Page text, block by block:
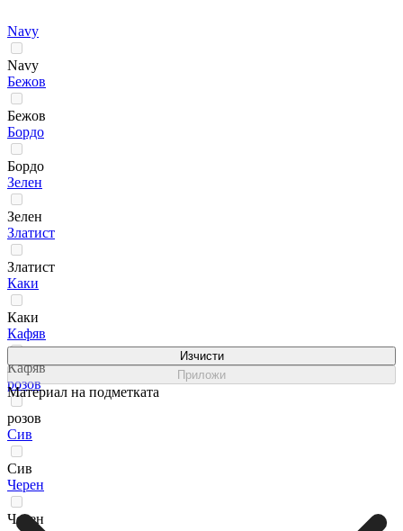
Navy
Navy
Бежов
Бежов
Бордо
Бордо
Зелен
Зелен
Златист
Златист
Каки
Каки
Кафяв
Кафяв
розов
розов
Сив
Сив
Черен
Черен
Изчисти
Приложи
Материал на подметката